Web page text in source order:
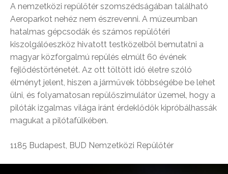
A nemzetközi repülőtér szomszédságában található
Aeroparkot nehéz nem észrevenni. A múzeumban
hatalmas gépcsodák és számos repülőtéri
kiszolgálóeszköz hivatott testközelből bemutatni a
magyar közforgalmú repülés elmúlt 60 évének
fejlődéstörténetét. Az ott töltött idő életre szóló
élményt jelent, hiszen a járművek többségébe be lehet
ülni, és folyamatosan repülőszimulátor üzemel, hogy a
pilóták izgalmas világa iránt érdeklődők kipróbálhassák
magukat a pilótafülkében.
1185 Budapest, BUD Nemzetközi Repülőtér